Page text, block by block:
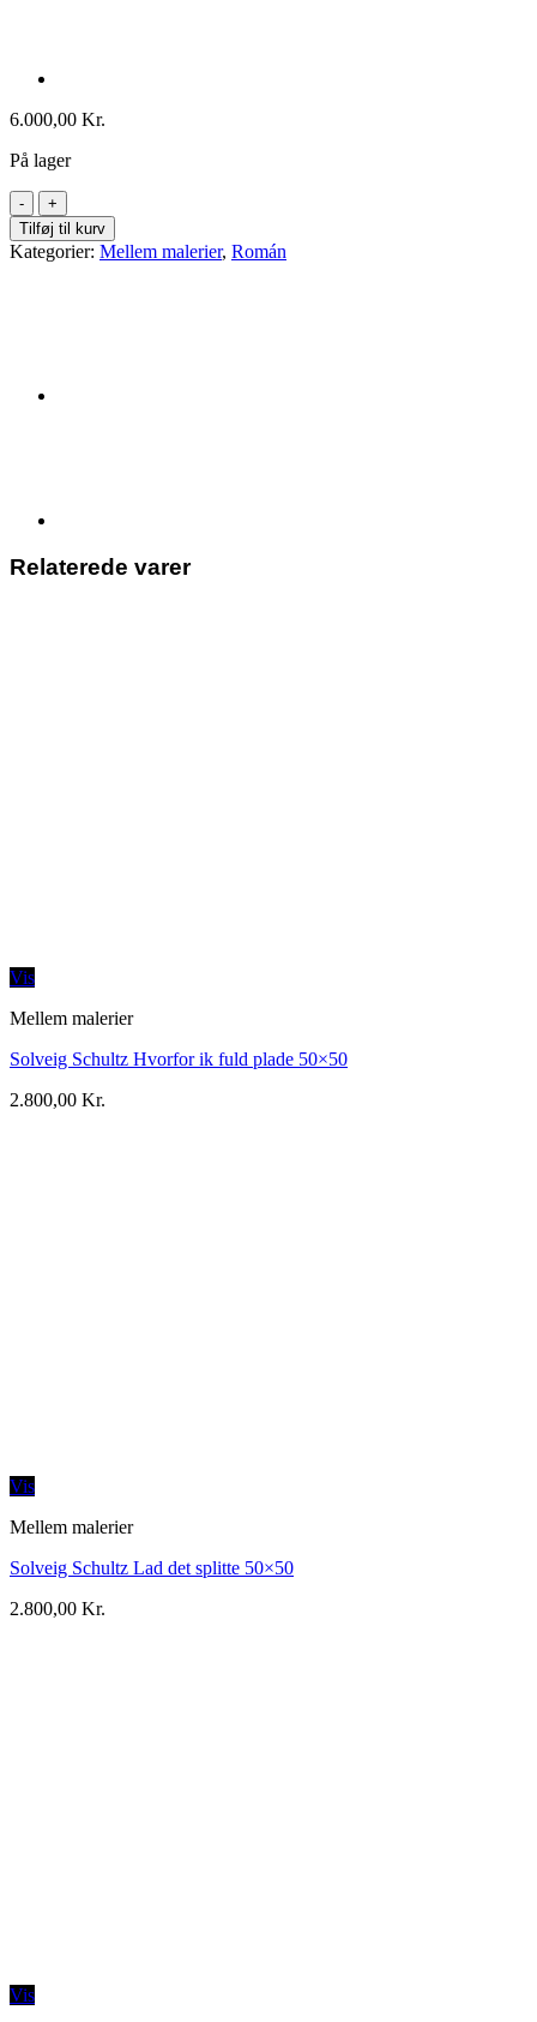
6.000,00 Kr.
På lager
Román
94x74
(2)
antal
Tilføj til kurv
Kategorier: Mellem malerier, Román
Relaterede varer
Vis
Mellem malerier
Solveig Schultz Hvorfor ik fuld plade 50×50
2.800,00 Kr.
Vis
Mellem malerier
Solveig Schultz Lad det splitte 50×50
2.800,00 Kr.
Vis